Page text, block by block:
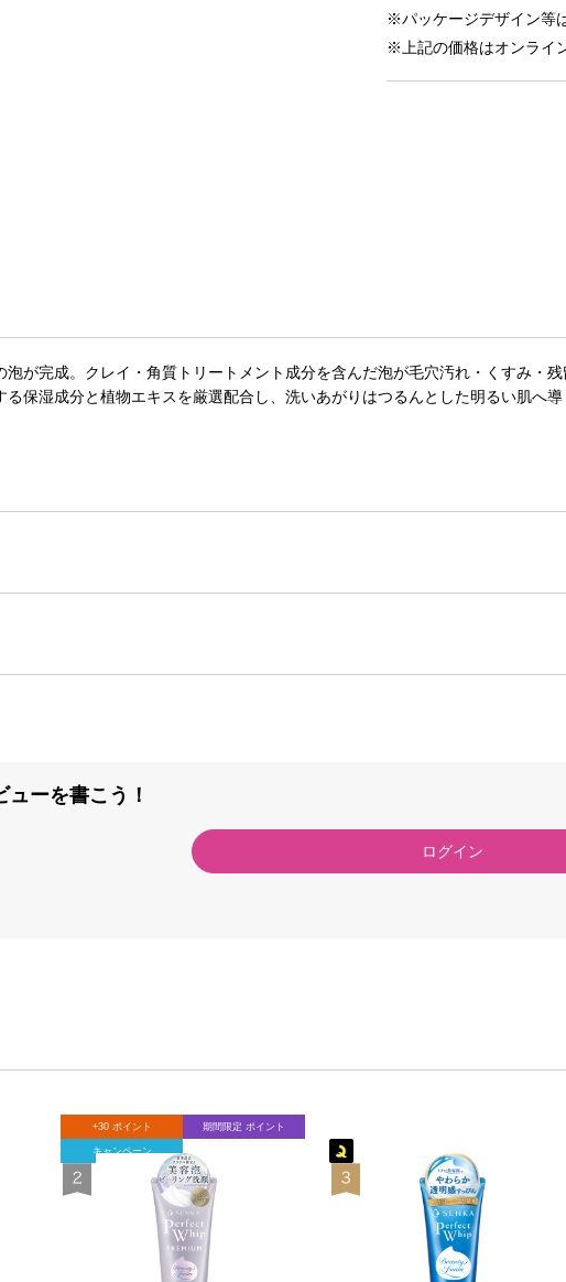
※パッケージデザイン等
※上記の価格はオンライ
が完成。クレイ・角質トリートメント成分を含んだ泡が毛穴汚れ・くすみ・
保湿成分と植物エキスを厳選配合し、洗いあがりはつるんとした明るい肌へ導
ーを書こう！
ログイン
+30 ポイント 期間限定 ポイント
キャンペーン